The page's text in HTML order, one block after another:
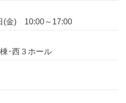
(金) 10:00～17:00
･西３ホール